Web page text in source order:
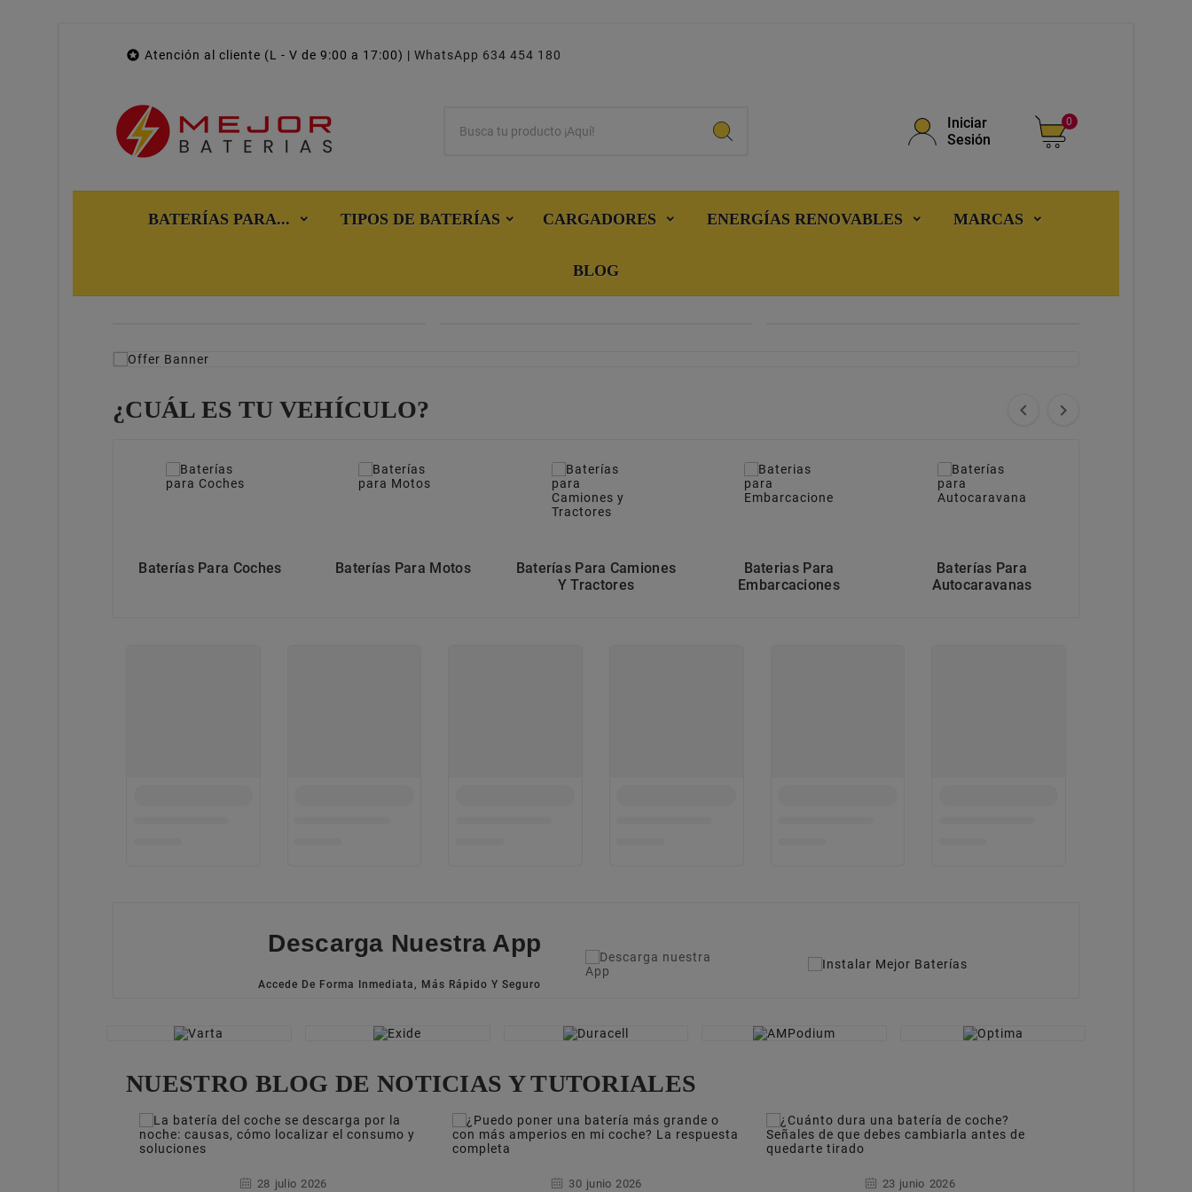
 Atención al cliente (L - V de 9:00 a 17:00) |WhatsApp 634 454 180
Iniciar
Sesión
0
BATERÍAS PARA... TIPOS DE BATERÍAS CARGADORES ENERGÍAS RENOVABLES MARCAS
BLOG
¿CUÁL ES TU VEHÍCULO?  
Baterías Para Coches Baterías Para Motos
Baterías Para Camiones
Y Tractores
Baterias Para
Embarcaciones
Baterías Para
Autocaravanas
Descarga Nuestra App
Accede De Forma Inmediata, Más Rápido Y Seguro
NUESTRO BLOG DE NOTICIAS Y TUTORIALES
28 julio 2026 30 junio 2026 23 junio 2026